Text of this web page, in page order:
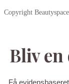
Copyright
Bliv en